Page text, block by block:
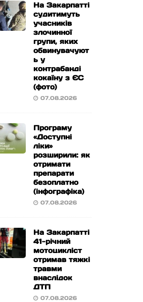
На Закарпатті
судитимуть
учасників
злочинної
групи, яких
обвинувачуют
ь у
контрабанді
кокаїну з ЄС
(фото)
07.08.2026
Програму
«Доступні
ліки»
розширили: як
отримати
препарати
безоплатно
(інфографіка)
07.08.2026
На Закарпатті
41-річний
мотоцикліст
отримав тяжкі
травми
внаслідок
ДТП
07.08.2026